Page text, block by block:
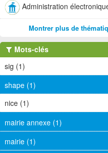
Administration
Montrer plus de
Mots-clés
sig (1)
shape (1)
nice (1)
mairie annexe (1)
mairie (1)